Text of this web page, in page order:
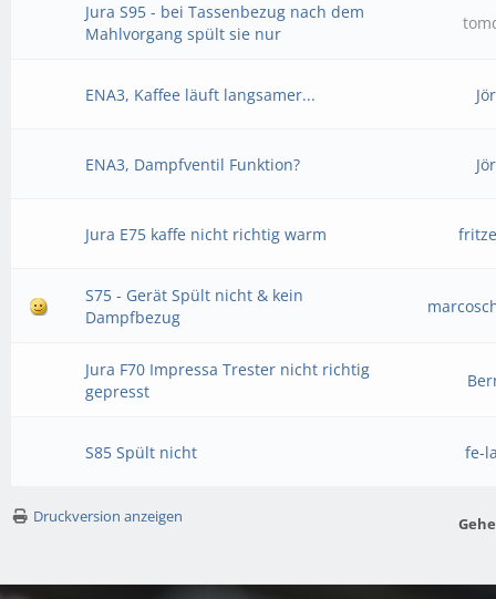
Jura S95 - bei Tassenbezug nach dem
Mahlvorgang spült sie nur
ENA3, Kaffee läuft langsamer...
ENA3, Dampfventil Funktion?
Jura E75 kaffe nicht richtig warm
S75 - Gerät Spült nicht & kein
Dampfbezug
Jura F70 Impressa Trester nicht richtig
gepresst
S85 Spült nicht fe-
Druckversion anzeigen